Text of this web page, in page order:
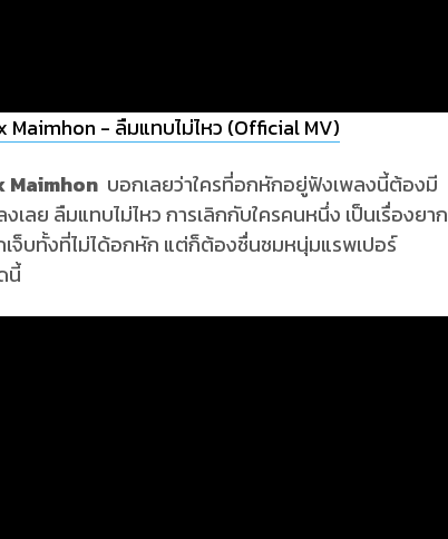
Maimhon - ลืมแทบไม่ไหว (Official MV)
Maimhon บอกเลยว่าใครที่อกหักอยู่ฟังเพลงนี้ต้องมี
เลย ลืมแทบไม่ไหว การเลิกกับใครคนหนึ่ง เป็นเรื่องยาก
เจ็บทั้งที่ไม่ได้อกหัก แต่ก็ต้องชื่นชมหนุ่มแรพเปอร์
นี้